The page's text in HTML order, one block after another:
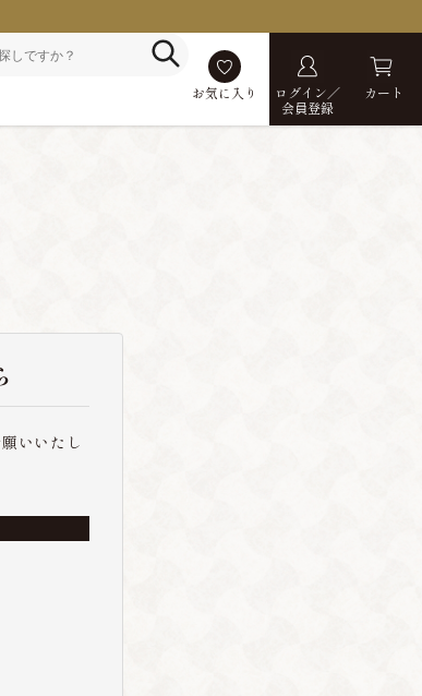
お気に入り
ログイン／
会員登録
カート
いいたし